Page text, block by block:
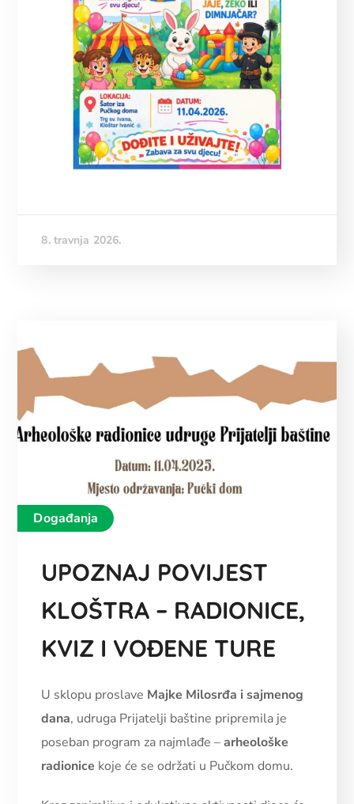
8. travnja 2026.
Događanja
UPOZNAJ POVIJEST
KLOŠTRA – RADIONICE,
KVIZ I VOĐENE TURE
U sklopu proslave Majke Milosrđa i sajmenog
dana, udruga Prijatelji baštine pripremila je
poseban program za najmlađe –arheološke
radionice koje će se održati u Pučkom domu.